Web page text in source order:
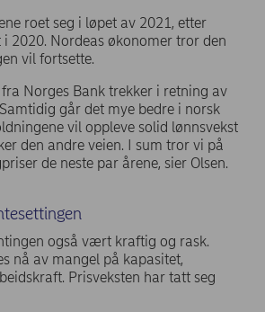
roet seg i løpet av 2021, etter
2020. Nordeas økonomer tror den
vil fortsette.
Norges Bank trekker i retning av
går det mye bedre i norsk
vil oppleve solid lønnsvekst
den andre veien. I sum tror vi på
de neste par årene, sier Olsen.
også vært kraftig og rask.
nå av mangel på kapasitet,
Prisveksten har tatt seg